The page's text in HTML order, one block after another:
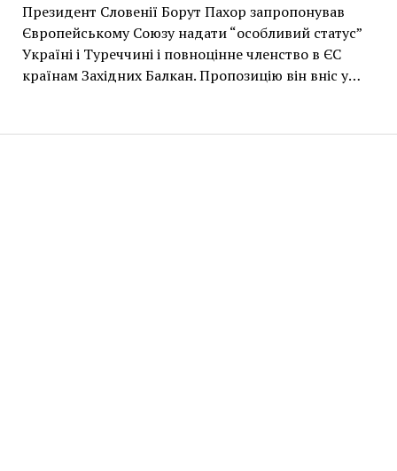
Президент Словенії Борут Пахор запропонував
Європейському Союзу надати “особливий статус”
Україні і Туреччині і повноцінне членство в ЄС
країнам Західних Балкан. Пропозицію він вніс у…